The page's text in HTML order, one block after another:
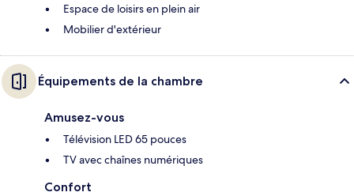
Espace de loisirs en plein air
Mobilier d'extérieur
Équipements de la chambre
Amusez-vous
Télévision LED 65 pouces
TV avec chaînes numériques
Confort